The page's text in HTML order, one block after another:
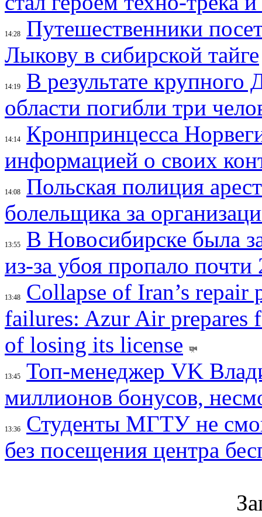
14:28
Путешественники
Лыкову в сибирской тайге
14:19
В результате крупного
области погибли три
14:14
Кронпринцесса
информацией о своих
14:08
Польская полиция
болельщика за
13:55
В Новосибирске была
из-за убоя пропало почти
13:48
Collapse of Iran’s repair
failures: Azur Air prepares
of losing its license
13:45
Топ-менеджер VK
миллионов бонусов,
13:36
Студенты МГТУ не
без посещения центра